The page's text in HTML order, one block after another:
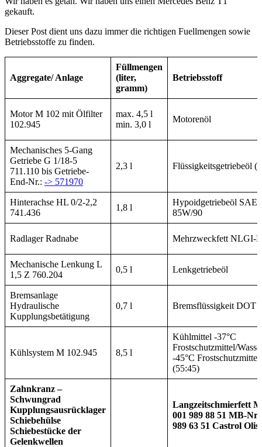
gekauft.
Dieser Post dient uns dazu immer die richtigen Fuellmengen sowie
Betriebsstoffe zu finden.
Aggregate/ Anlage
Füllmengen
(liter,
gramm)
Betriebsstoff
Motor M 102 mit Ölfilter
102.945
max. 4,5 l
min. 3,0 l
Motorenöl
Mechanisches 5-Gang
Getriebe G 1/18-5
711.110 bis Getriebe-
End-Nr.: -> 571970
2,3 l Flüssigkeitsgetriebeöl
Hinterachse HL 0/2-2,2
741.436
1,8 l
Hypoidgetriebeöl SAE
85W/90
Radlager Radnabe Mehrzweckfett NLGI-
Mechanische Lenkung L
1,5 Z 760.204
0,5 l Lenkgetriebeöl
Bremsanlage
Hydraulische
Kupplungsbetätigung
0,7 l Bremsflüssigkeit DOT
Kühlsystem M 102.945 8,5 l
Kühlmittel -37°C
Frostschutzmittel/
-45°C
(55:45)
Zahnkranz –
Schwungrad
Kupplungsausrücklager
Schiebehülse
Schiebestücke der
Gelenkwellen
Langzeitschmierfett
001 989 88 51 MB-Nr.
989 63 51 Castrol